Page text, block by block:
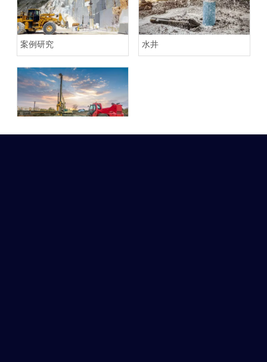
案例研究 水井